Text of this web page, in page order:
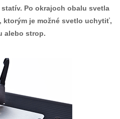
Po okrajoch obalu svetla
ktorým je možné svetlo uchytiť,
alebo strop.